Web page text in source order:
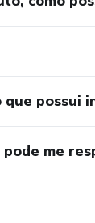
possui
me